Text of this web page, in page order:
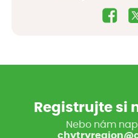
Registrujte si
Nebo nám